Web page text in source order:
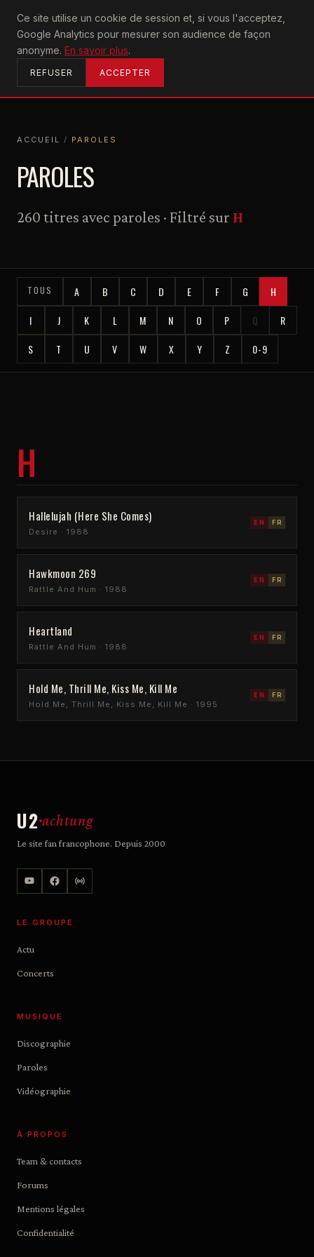
Ce site utilise un cookie de session et, si vous l'acceptez,
Google Analytics pour mesurer son audience de façon
anonyme. En savoir plus.
REFUSER ACCEPTER
U2achtung
ACCUEIL
ACCUEIL / PAROLES
PAROLES
260 titres avec paroles · Filtré sur H
TOUS A B C D E F G
H
I
J K L M N O P Q
R
S
T U V W X Y Z 0-9
H
Hallelujah (Here She Comes)
Desire · 1988
EN FR
Hawkmoon 269
Rattle And Hum · 1988
EN FR
Heartland
Rattle And Hum · 1988
EN FR
Hold Me, Thrill Me, Kiss Me, Kill Me
Hold Me, Thrill Me, Kiss Me, Kill Me · 1995
EN FR
U2 achtung
Le site fan francophone. Depuis 2000
LE GROUPE
Actu
Concerts
MUSIQUE
Discographie
Paroles
Vidéographie
À PROPOS
Team & contacts
Forums
Mentions légales
Confidentialité